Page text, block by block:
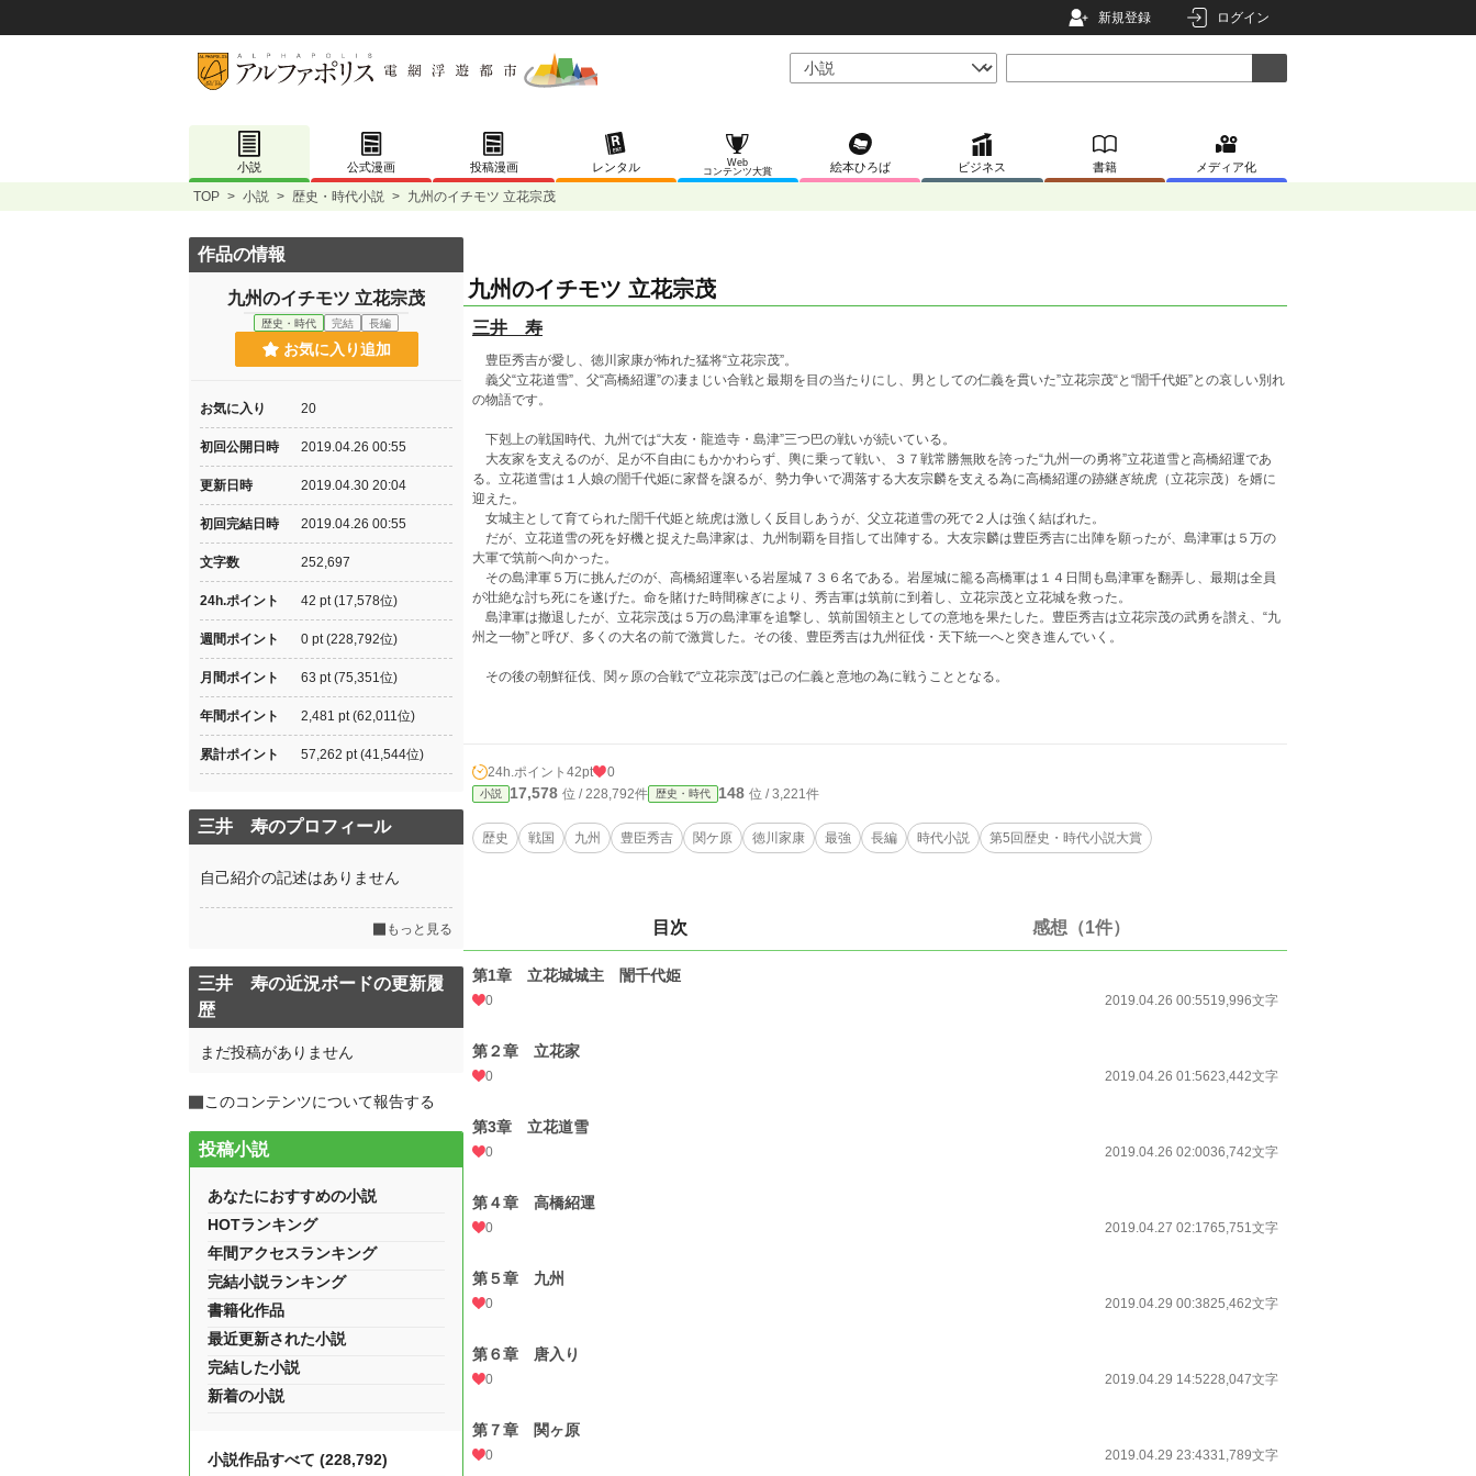
新規登録 ログイン
小説 公式漫画 投稿漫画 レンタル
Web
コンテンツ大賞
絵本ひろば ビジネス 書籍 メディア化
TOP > 小説 > 歴史・時代小説 > 九州のイチモツ 立花宗茂
九州のイチモツ 立花宗茂
三井 寿
豊臣秀吉が愛し、徳川家康が怖れた猛将“立花宗茂”。
義父“立花道雪”、父“高橋紹運”の凄まじい合戦と最期を目の当たりにし、男としての仁義を貫いた”立花宗茂“と“誾千代姫”との哀しい別れ
の物語です。
下剋上の戦国時代、九州では“大友・龍造寺・島津”三つ巴の戦いが続いている。
大友家を支えるのが、足が不自由にもかかわらず、輿に乗って戦い、３７戦常勝無敗を誇った“九州一の勇将”立花道雪と高橋紹運であ
る。立花道雪は１人娘の誾千代姫に家督を譲るが、勢力争いで凋落する大友宗麟を支える為に高橋紹運の跡継ぎ統虎（立花宗茂）を婿に
迎えた。
女城主として育てられた誾千代姫と統虎は激しく反目しあうが、父立花道雪の死で２人は強く結ばれた。
だが、立花道雪の死を好機と捉えた島津家は、九州制覇を目指して出陣する。大友宗麟は豊臣秀吉に出陣を願ったが、島津軍は５万の
大軍で筑前へ向かった。
その島津軍５万に挑んだのが、高橋紹運率いる岩屋城７３６名である。岩屋城に籠る高橋軍は１４日間も島津軍を翻弄し、最期は全員
が壮絶な討ち死にを遂げた。命を賭けた時間稼ぎにより、秀吉軍は筑前に到着し、立花宗茂と立花城を救った。
島津軍は撤退したが、立花宗茂は５万の島津軍を追撃し、筑前国領主としての意地を果たした。豊臣秀吉は立花宗茂の武勇を讃え、“九
州之一物”と呼び、多くの大名の前で激賞した。その後、豊臣秀吉は九州征伐・天下統一へと突き進んでいく。
その後の朝鮮征伐、関ヶ原の合戦で“立花宗茂”は己の仁義と意地の為に戦うこととなる。
24h.ポイント 42pt 0
小説 17,578 位 / 228,792件 歴史・時代 148 位 / 3,221件
歴史 戦国 九州 豊臣秀吉 関ケ原 徳川家康 最強 長編 時代小説 第5回歴史・時代小説大賞
目次 感想（1件）
第1章 立花城城主 誾千代姫
0 2019.04.26 00:5519,996文字
第２章 立花家
0 2019.04.26 01:5623,442文字
第3章 立花道雪
0 2019.04.26 02:0036,742文字
第４章 高橋紹運
0 2019.04.27 02:1765,751文字
第５章 九州
0 2019.04.29 00:3825,462文字
第６章 唐入り
0 2019.04.29 14:5228,047文字
第７章 関ヶ原
0 2019.04.29 23:4331,789文字
作品の情報
九州のイチモツ 立花宗茂
歴史・時代 完結 長編
お気に入り追加
お気に入り 20
初回公開日時 2019.04.26 00:55
更新日時 2019.04.30 20:04
初回完結日時 2019.04.26 00:55
文字数 252,697
24h.ポイント 42 pt (17,578位)
週間ポイント 0 pt (228,792位)
月間ポイント 63 pt (75,351位)
年間ポイント 2,481 pt (62,011位)
累計ポイント 57,262 pt (41,544位)
三井 寿のプロフィール
自己紹介の記述はありません
もっと見る
三井 寿の近況ボードの更新履
歴
まだ投稿がありません
このコンテンツについて報告する
投稿小説
あなたにおすすめの小説
HOTランキング
年間アクセスランキング
完結小説ランキング
書籍化作品
最近更新された小説
完結した小説
新着の小説
小説作品すべて (228,792)